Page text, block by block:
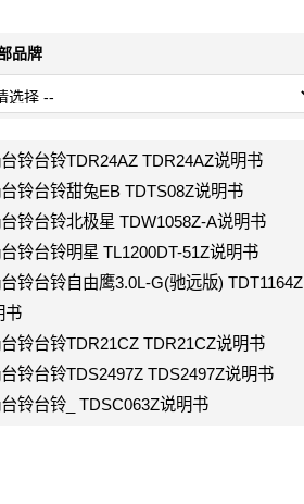
品牌
铃台铃TDR24AZ TDR24AZ说明书
铃台铃甜兔EB TDTS08Z说明书
铃台铃北极星 TDW1058Z-A说明书
铃台铃明星 TL1200DT-51Z说明书
铃台铃自由鹰3.0L-G(驰远版) TDT1164Z
书
铃台铃TDR21CZ TDR21CZ说明书
铃台铃TDS2497Z TDS2497Z说明书
铃台铃_ TDSC063Z说明书